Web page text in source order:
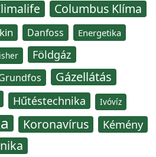
Columbus Klíma
Danfoss Energetika
Földgáz
Gázellátás
Hűtéstechnika Ivóvíz
Koronavírus Kémény